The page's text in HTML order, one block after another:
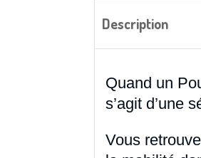
Description
Quand un
s’agit d’une
Vous